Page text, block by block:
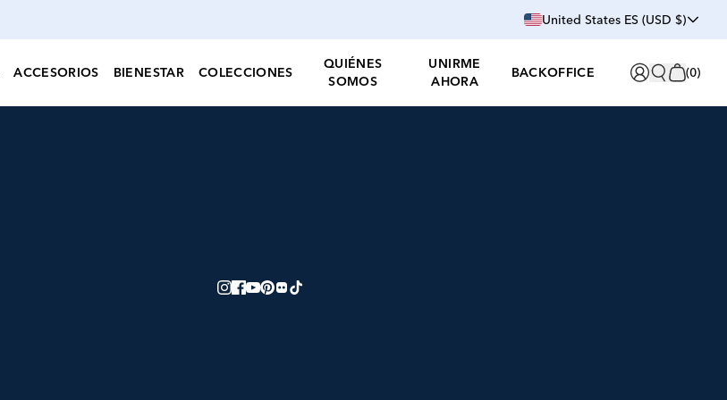
United States ES (USD $)
ACCESORIOS BIENESTAR COLECCIONES
QUIÉNES
SOMOS
UNIRME
AHORA
BACKOFFICE (0)